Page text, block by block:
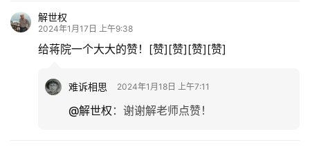
解世权
2024年1月17日 上午9:38
给蒋院一个大大的赞！[赞][赞][赞][赞]
难诉相思 2024年1月18日 上午7:11
@解世权 ： 谢谢解老师点赞！